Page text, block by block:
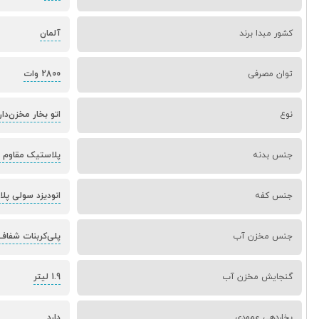
کشور مبدا برند آلمان
توان مصرفی 2800 وات
نوع اتو بخار مخزن‌دار
جنس بدنه پلاستیک
جنس کفه انودیزد سولی
جنس مخزن آب پلی‌کربنات
گنجایش مخزن آب 1.9 لیتر